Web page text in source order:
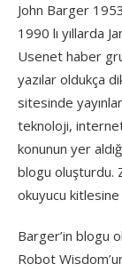
John Barger
1990 lı yıllarda
Usenet haber
yazılar oldukça
sitesinde
teknoloji,
konunun yer
blogu oluşturdu.
okuyucu
Barger’in blogu
Robot